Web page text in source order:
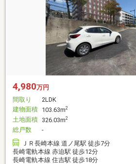
4,980万円
間取り
2LDK
建物面積 103.63m2
土地面積 326.03m2
総戸数
-
ＪＲ長崎本線 道ノ尾駅 徒歩7分
長崎電軌本線 赤迫駅 徒歩12分
長崎電軌本線 住吉駅 徒歩18分